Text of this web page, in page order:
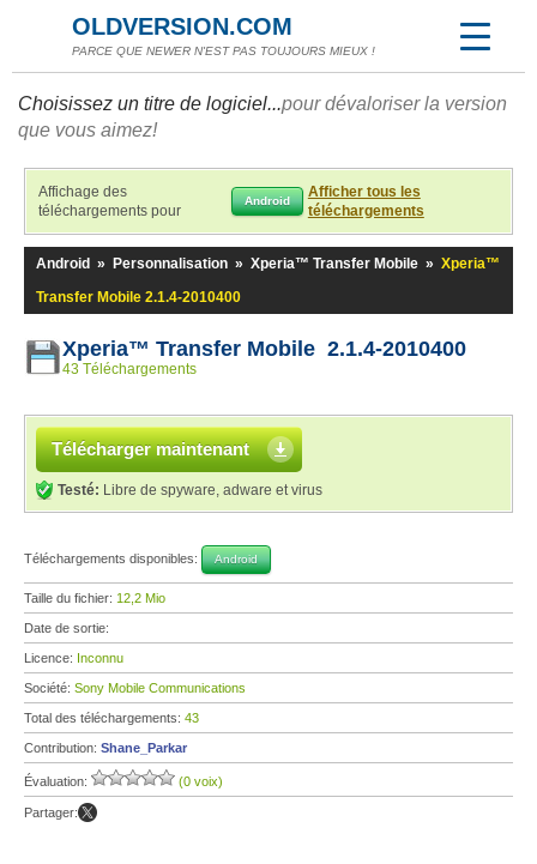
OLDVERSION.COM
PARCE QUE NEWER N'EST PAS TOUJOURS MIEUX !
Choisissez un titre de logiciel...pour dévaloriser la version
que vous aimez!
Affichage des
téléchargements pour
Android
Afficher tous les
téléchargements
Android » Personnalisation » Xperia™ Transfer Mobile » Xperia™
Transfer Mobile 2.1.4-2010400
Xperia™ Transfer Mobile 2.1.4-2010400
43 Téléchargements
Télécharger maintenant
Testé: Libre de spyware, adware et virus
Téléchargements disponibles: Android
Taille du fichier: 12,2 Mio
Date de sortie:
Licence: Inconnu
Société: Sony Mobile Communications
Total des téléchargements: 43
Contribution: Shane_Parkar
Évaluation: (0 voix)
Partager: